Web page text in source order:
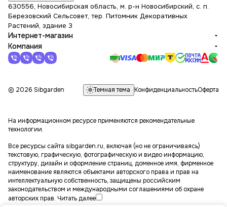
630556, Новосибирская область, м. р-н Новосибирский, с. п.
Березовский Сельсовет, тер. Питомник Декоративных
Растений, здание 3
Интернет-магазин
Компания
© 2026 Sibgarden Темная тема КонфиденциальностьОферта
На информационном ресурсе применяются рекомендательные
технологии.
Все ресурсы сайта sibgarden.ru, включая (но не ограничиваясь)
текстовую, графическую, фотографическую и видео информацию,
структуру, дизайн и оформление страниц, доменное имя, фирменное
наименование являются объектами авторского права и прав на
интеллектуальную собственность, защищены российским
законодательством и международными соглашениями об охране
авторских прав. Читать далее